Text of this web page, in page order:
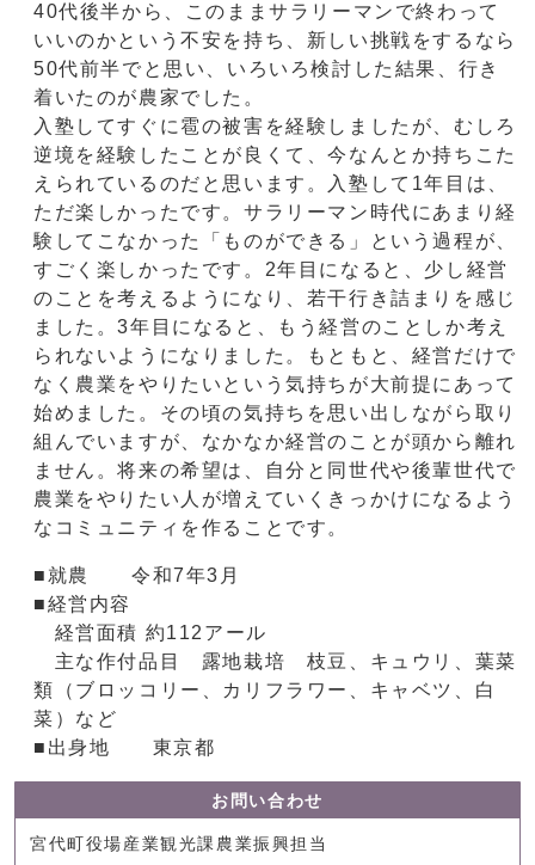
40代後半から、このままサラリーマンで終わって
いいのかという不安を持ち、新しい挑戦をするなら
50代前半でと思い、いろいろ検討した結果、行き
着いたのが農家でした。
入塾してすぐに雹の被害を経験しましたが、むしろ
逆境を経験したことが良くて、今なんとか持ちこた
えられているのだと思います。入塾して1年目は、
ただ楽しかったです。サラリーマン時代にあまり経
験してこなかった「ものができる」という過程が、
すごく楽しかったです。2年目になると、少し経営
のことを考えるようになり、若干行き詰まりを感じ
ました。3年目になると、もう経営のことしか考え
られないようになりました。もともと、経営だけで
なく農業をやりたいという気持ちが大前提にあって
始めました。その頃の気持ちを思い出しながら取り
組んでいますが、なかなか経営のことが頭から離れ
ません。将来の希望は、自分と同世代や後輩世代で
農業をやりたい人が増えていくきっかけになるよう
なコミュニティを作ることです。
■就農 令和7年3月
■経営内容
経営面積 約112アール
主な作付品目 露地栽培 枝豆、キュウリ、葉菜
類（ブロッコリー、カリフラワー、キャベツ、白
菜）など
■出身地 東京都
お問い合わせ
宮代町役場産業観光課農業振興担当